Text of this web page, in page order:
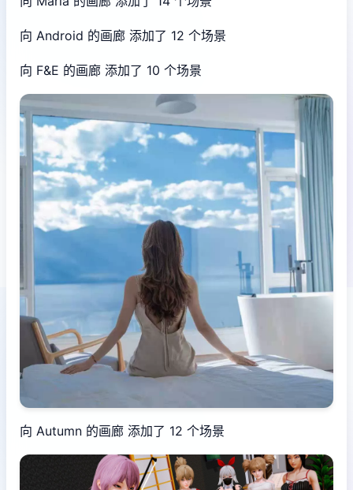
向 Android 的画廊 添加了 12 个场景
向 F&E 的画廊 添加了 10 个场景
向 Autumn 的画廊 添加了 12 个场景